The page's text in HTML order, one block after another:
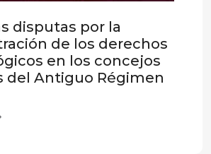
disputas por la
de los derechos
en los concejos
del Antiguo Régimen